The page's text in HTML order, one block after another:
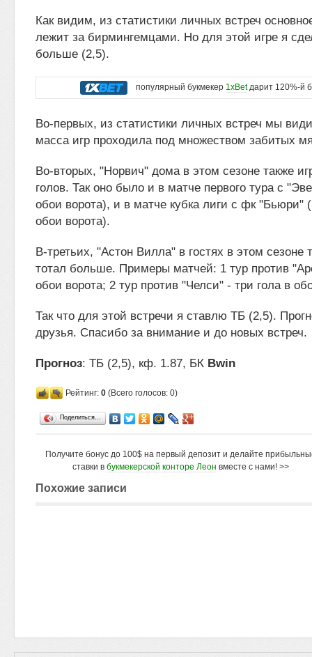
Как видим, из статистики личных встреч
лежит за бирмингемцами. Но для этой игре я
больше (2,5).
популярный букмекер 1xBetдарит 120%-й
Во-первых, из статистики личных встреч мы
масса игр проходила под множеством забитых
Во-вторых, "Норвич" дома в этом сезоне также
голов. Так оно было и в матче первого тура с
обои ворота), и в матче кубка лиги с фк "Бьюри"
обои ворота).
В-третьих, "Астон Вилла" в гостях в этом сезоне
тотал больше. Примеры матчей: 1 тур против
обои ворота; 2 тур против "Челси" - три гола в
Так что для этой встречи я ставлю ТБ (2,5).
друзья. Спасибо за внимание и до новых встреч.
Прогноз: ТБ (2,5), кф. 1.87, БК Bwin
Рейтинг: 0 (Всего голосов: 0)
Поделиться…
Получите бонус до 100$ на первый депозит и делайте
ставки в букмекерской конторе Леон вместе с нами! >>
Похожие записи